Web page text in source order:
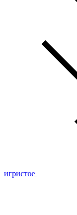
игристое